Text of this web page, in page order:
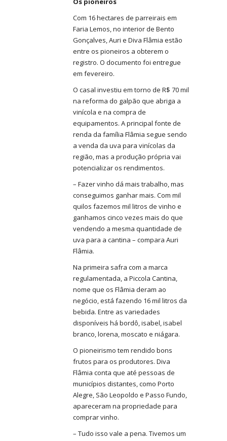
Com 16 hectares de parreirais em
Faria Lemos, no interior de Bento
Gonçalves, Auri e Diva Flâmia estão
entre os pioneiros a obterem o
registro. O documento foi entregue
em fevereiro.
O casal investiu em torno de R$ 70 mil
na reforma do galpão que abriga a
vinícola e na compra de
equipamentos. A principal fonte de
renda da família Flâmia segue sendo
a venda da uva para vinícolas da
região, mas a produção própria vai
potencializar os rendimentos.
– Fazer vinho dá mais trabalho, mas
conseguimos ganhar mais. Com mil
quilos fazemos mil litros de vinho e
ganhamos cinco vezes mais do que
vendendo a mesma quantidade de
uva para a cantina – compara Auri
Flâmia.
Na primeira safra com a marca
regulamentada, a Piccola Cantina,
nome que os Flâmia deram ao
negócio, está fazendo 16 mil litros da
bebida. Entre as variedades
disponíveis há bordô, isabel, isabel
branco, lorena, moscato e niágara.
O pioneirismo tem rendido bons
frutos para os produtores. Diva
Flâmia conta que até pessoas de
municípios distantes, como Porto
Alegre, São Leopoldo e Passo Fundo,
apareceram na propriedade para
comprar vinho.
– Tudo isso vale a pena. Tivemos um